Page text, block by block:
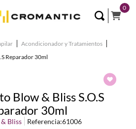
0
Acondicionador y Tratamientos
Reparador 30ml
Blow & Bliss S.O.S
30ml
Bliss Referencia:61006